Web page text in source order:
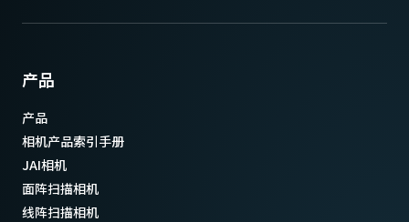
产品
产品
相机产品索引手册
JAI相机
面阵扫描相机
线阵扫描相机